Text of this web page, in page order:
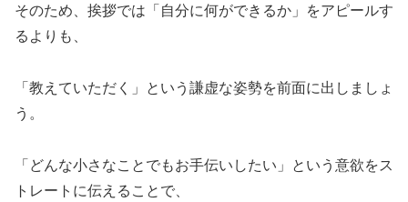
そのため、挨拶では「自分に何ができるか」をアピールす
るよりも、
「教えていただく」という謙虚な姿勢を前面に出しましょ
う。
「どんな小さなことでもお手伝いしたい」という意欲をス
トレートに伝えることで、